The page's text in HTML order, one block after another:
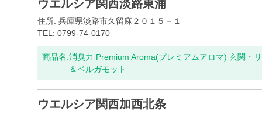
ウエルシア関西淡路東浦
住所: 兵庫県淡路市久留麻２０１５－１
TEL: 0799-74-0170
商品名:消臭力 Premium Aroma(プレミアムアロマ) 玄関・
＆ベルガモット
ウエルシア関西加西北条